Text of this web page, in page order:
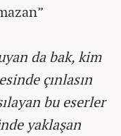
da bak, kim
çınlasın
bu eserler
yaklaşan